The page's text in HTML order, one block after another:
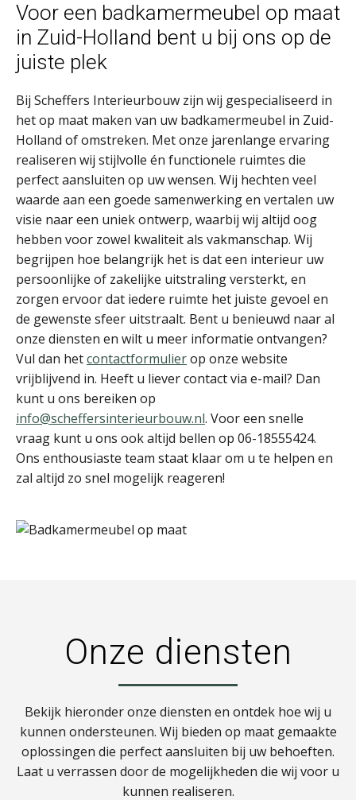
Voor een badkamermeubel op maat
in Zuid-Holland bent u bij ons op de
juiste plek
Bij Scheffers Interieurbouw zijn wij gespecialiseerd in
het op maat maken van uw badkamermeubel in Zuid-
Holland of omstreken. Met onze jarenlange ervaring
realiseren wij stijlvolle én functionele ruimtes die
perfect aansluiten op uw wensen. Wij hechten veel
waarde aan een goede samenwerking en vertalen uw
visie naar een uniek ontwerp, waarbij wij altijd oog
hebben voor zowel kwaliteit als vakmanschap. Wij
begrijpen hoe belangrijk het is dat een interieur uw
persoonlijke of zakelijke uitstraling versterkt, en
zorgen ervoor dat iedere ruimte het juiste gevoel en
de gewenste sfeer uitstraalt. Bent u benieuwd naar al
onze diensten en wilt u meer informatie ontvangen?
Vul dan hetcontactformulierop onze website
vrijblijvend in. Heeft u liever contact via e-mail? Dan
kunt u ons bereiken op
info@scheffersinterieurbouw.nl. Voor een snelle
vraag kunt u ons ook altijd bellen op 06-18555424.
Ons enthousiaste team staat klaar om u te helpen en
zal altijd zo snel mogelijk reageren!
Onze diensten
Bekijk hieronder onze diensten en ontdek hoe wij u
kunnen ondersteunen. Wij bieden op maat gemaakte
oplossingen die perfect aansluiten bij uw behoeften.
Laat u verrassen door de mogelijkheden die wij voor u
kunnen realiseren.